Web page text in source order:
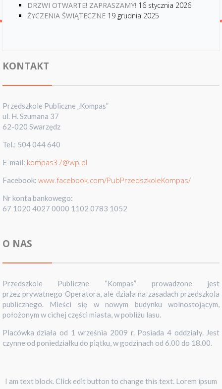
DRZWI OTWARTE! ZAPRASZAMY! 16 stycznia 2026
ŻYCZENIA ŚWIĄTECZNE 19 grudnia 2025
KONTAKT
Przedszkole Publiczne „Kompas”
ul. H. Szumana 37
62-020 Swarzędz
Tel.: 504 044 640
E-mail: kompas37@wp.pl
Facebook: www.facebook.com/PubPrzedszkoleKompas/
Nr konta bankowego:
67 1020 4027 0000 1102 0783 1052
O NAS
Przedszkole Publiczne “Kompas” prowadzone jest
przez prywatnego Operatora, ale działa na zasadach przedszkola
publicznego. Mieści się w nowym budynku wolnostojącym,
położonym w cichej części miasta, w pobliżu lasu.
Placówka działa od 1 września 2009 r. Posiada 4 oddziały. Jest
czynne od poniedziałku do piątku, w godzinach od 6.00 do 18.00.
I am text block. Click edit button to change this text. Lorem ipsum